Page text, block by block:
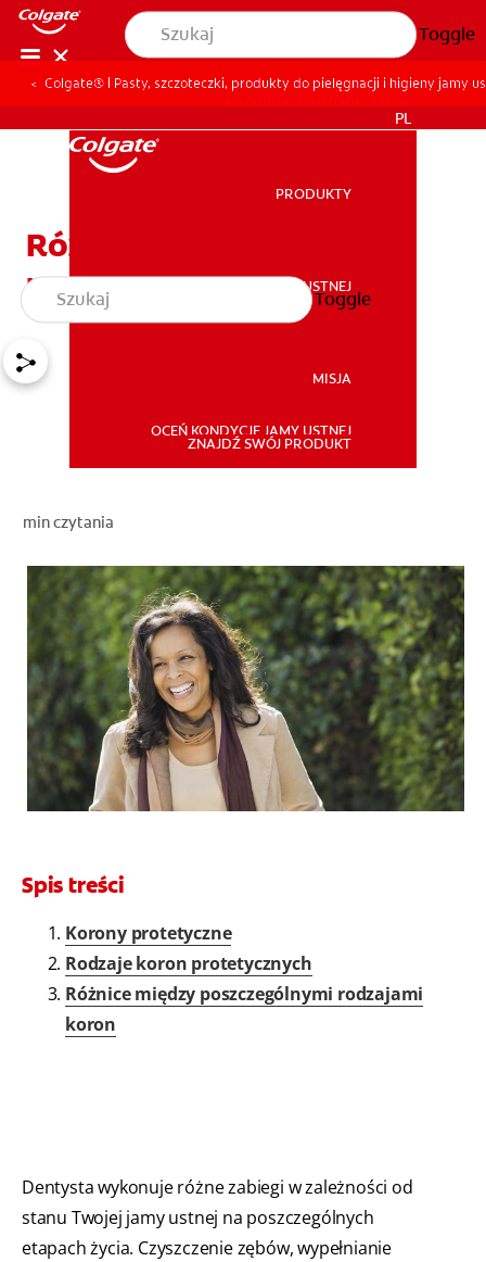
Toggle
ZDROWIE JAMY USTNEJ
DLA PROFESJONALISTÓW
PL
PL
PRODUKTY
ZDROWIE JAMY USTNEJ
MISJA
OCEŃ KONDYCJĘ JAMY USTNEJ
ZNAJDŹ SWÓJ PRODUKT
Toggle
Colgate® | Pasty, szczoteczki, produkty do pielęgnacji i higieny jamy
Różne rodzaje koron
protetycznych
min czytania
Spis treści
Korony protetyczne
Rodzaje koron protetycznych
Różnice między poszczególnymi rodzajami
koron
Dentysta wykonuje różne zabiegi w zależności od
stanu Twojej jamy ustnej na poszczególnych
etapach życia. Czyszczenie zębów, wypełnianie